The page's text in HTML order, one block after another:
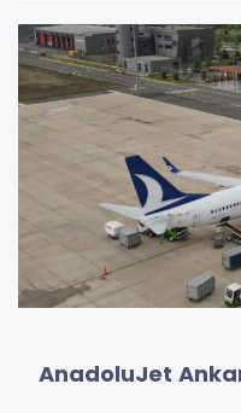
AnadoluJet